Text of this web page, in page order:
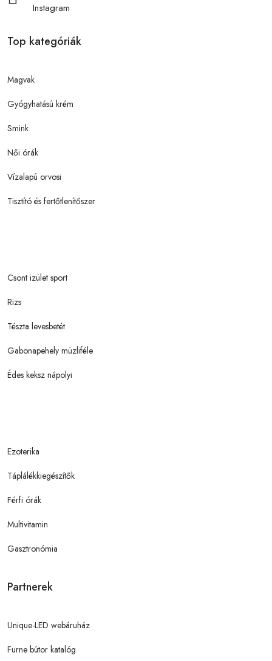
Instagram
Top kategóriák
Magvak
Gyógyhatású krém
Smink
Női órák
Vízalapú orvosi
Tisztító és fertőtlenítőszer
Csont izület sport
Rizs
Tészta levesbetét
Gabonapehely müzliféle
Édes keksz nápolyi
Ezoterika
Táplálékkiegészítők
Férfi órák
Multivitamin
Gasztronómia
Partnerek
Unique-LED webáruház
Furne bútor katalóg